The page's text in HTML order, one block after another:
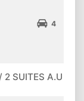
4
2 SUITES A.U